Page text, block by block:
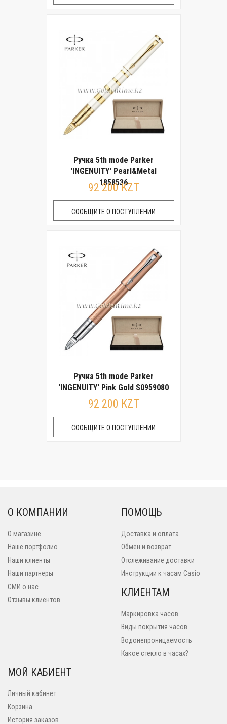
Ручка 5th mode Parker
'INGENUITY' Pearl&Metal
1858536
92 200 KZT
СООБЩИТЕ О ПОСТУПЛЕНИИ
Ручка 5th mode Parker
'INGENUITY' Pink Gold S0959080
92 200 KZT
СООБЩИТЕ О ПОСТУПЛЕНИИ
О КОМПАНИИ
О магазине
Наше портфолио
Наши клиенты
Наши партнеры
СМИ о нас
Отзывы клиентов
ПОМОЩЬ
Доставка и оплата
Обмен и возврат
Отслеживание доставки
Инструкции к часам Casio
КЛИЕНТАМ
Маркировка часов
Виды покрытия часов
Водонепроницаемость
Какое стекло в часах?
МОЙ КАБИЕНТ
Личный кабинет
Корзина
История заказов